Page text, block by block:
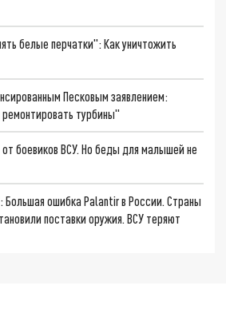
белые перчатки": Как уничтожить
Песковым заявлением:
турбины"
боевиков ВСУ. Но беды для малышей не
Большая ошибка Palantir в России. Страны
поставки оружия. ВСУ теряют